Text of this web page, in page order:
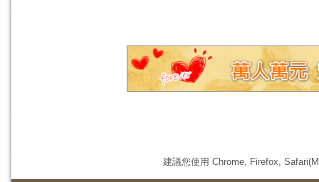
建議您使用 Chrome, Firefox,